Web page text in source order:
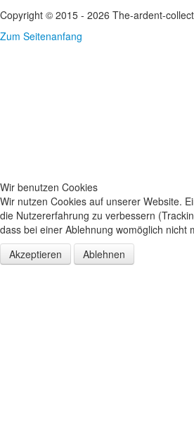
Copyright © 2015 - 2026 The-ardent-
Zum Seitenanfang
Wir benutzen Cookies
Wir nutzen Cookies auf unserer Website.
die Nutzererfahrung zu verbessern
dass bei einer Ablehnung womöglich
Akzeptieren
Ablehnen